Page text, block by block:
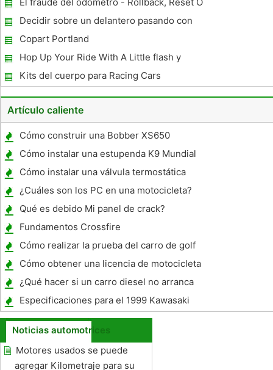
Reloj De La Cuenta kilómetros
Decidir sobre un delantero pasando con
asiento de automóvil para poco unas One
Copart Portland
Hop Up Your Ride With A Little flash y
Estrategia
Kits del cuerpo para Racing Cars
Artículo caliente
Cómo construir una Bobber XS650
Cómo instalar una estupenda K9 Mundial
SS
Cómo instalar una válvula termostática
¿Cuáles son los PC en una motocicleta?
Qué es debido Mi panel de crack?
Fundamentos Crossfire
Cómo realizar la prueba del carro de golf
bobinas del motor
Cómo obtener una licencia de motocicleta
en Kansas
¿Qué hacer si un carro diesel no arranca
cuando está frío ?
Especificaciones para el 1999 Kawasaki
Vulcan 750
Noticias automotrices
Motores usados ​​se puede
agregar Kilometraje para su